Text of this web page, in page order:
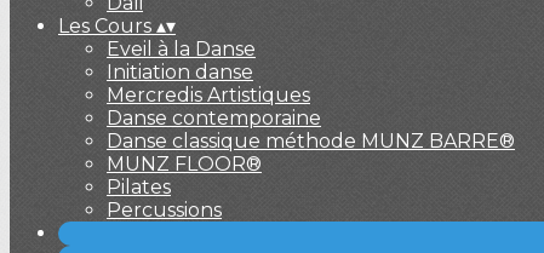
Les Cours ▴▾
Eveil à la Danse
Initiation danse
Mercredis Artistiques
Danse contemporaine
Danse classique méthode MUNZ BARRE®
MUNZ FLOOR®
Pilates
Percussions